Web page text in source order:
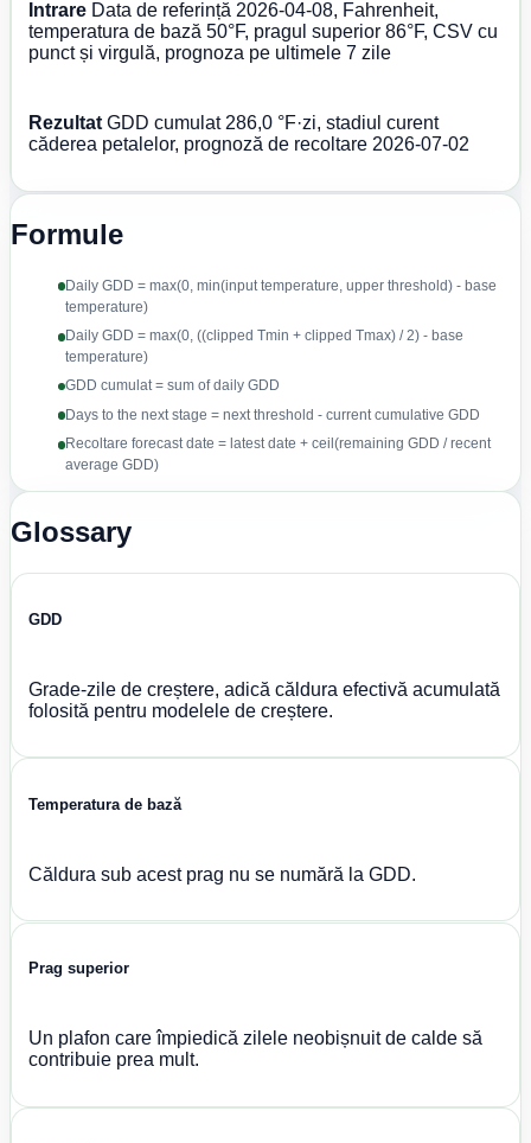
IntrareData de referință 2026-04-08, Fahrenheit,
temperatura de bază 50°F, pragul superior 86°F, CSV cu
punct și virgulă, prognoza pe ultimele 7 zile
RezultatGDD cumulat 286,0 °F·zi, stadiul curent
căderea petalelor, prognoză de recoltare 2026-07-02
Formule
Daily GDD = max(0, min(input temperature, upper threshold) - base
temperature)
Daily GDD = max(0, ((clipped Tmin + clipped Tmax) / 2) - base
temperature)
GDD cumulat = sum of daily GDD
Days to the next stage = next threshold - current cumulative GDD
Recoltare forecast date = latest date + ceil(remaining GDD / recent
average GDD)
Glossary
GDD
Grade-zile de creștere, adică căldura efectivă acumulată
folosită pentru modelele de creștere.
Temperatura de bază
Căldura sub acest prag nu se numără la GDD.
Prag superior
Un plafon care împiedică zilele neobișnuit de calde să
contribuie prea mult.